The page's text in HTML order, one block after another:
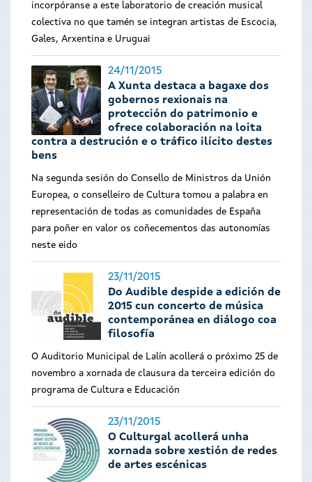
incorpóranse a este laboratorio de creación musical
colectiva no que tamén se integran artistas de Escocia,
Gales, Arxentina e Uruguai
24/11/2015
A Xunta destaca a bagaxe dos
gobernos rexionais na
protección do patrimonio e
ofrece colaboración na loita
contra a destrución e o tráfico ilícito destes
bens
Na segunda sesión do Consello de Ministros da Unión
Europea, o conselleiro de Cultura tomou a palabra en
representación de todas as comunidades de España
para poñer en valor os coñecementos das autonomías
neste eido
23/11/2015
Do Audible despide a edición de
2015 cun concerto de música
contemporánea en diálogo coa
filosofía
O Auditorio Municipal de Lalín acollerá o próximo 25 de
novembro a xornada de clausura da terceira edición do
programa de Cultura e Educación
23/11/2015
O Culturgal acollerá unha
xornada sobre xestión de redes
de artes escénicas